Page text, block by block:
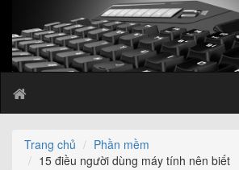
Trang chủ
Phần mềm
15 điều người dùng máy tính nên biết